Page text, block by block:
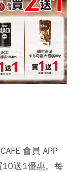
會員 APP
10送1優惠。每